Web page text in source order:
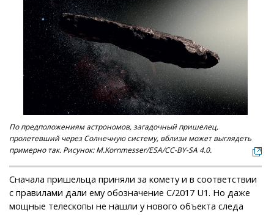
По предположениям астрономов, загадочный пришелец,
пролетевший через Солнечную систему, вблизи может выглядеть
примерно так. Рисунок: M.Kornmesser/ESA/CC-BY-SA 4.0.
Сначала пришельца приняли за комету и в соответствии
с правилами дали ему обозначение C/2017 U1. Но даже
мощные телескопы не нашли у нового объекта следа